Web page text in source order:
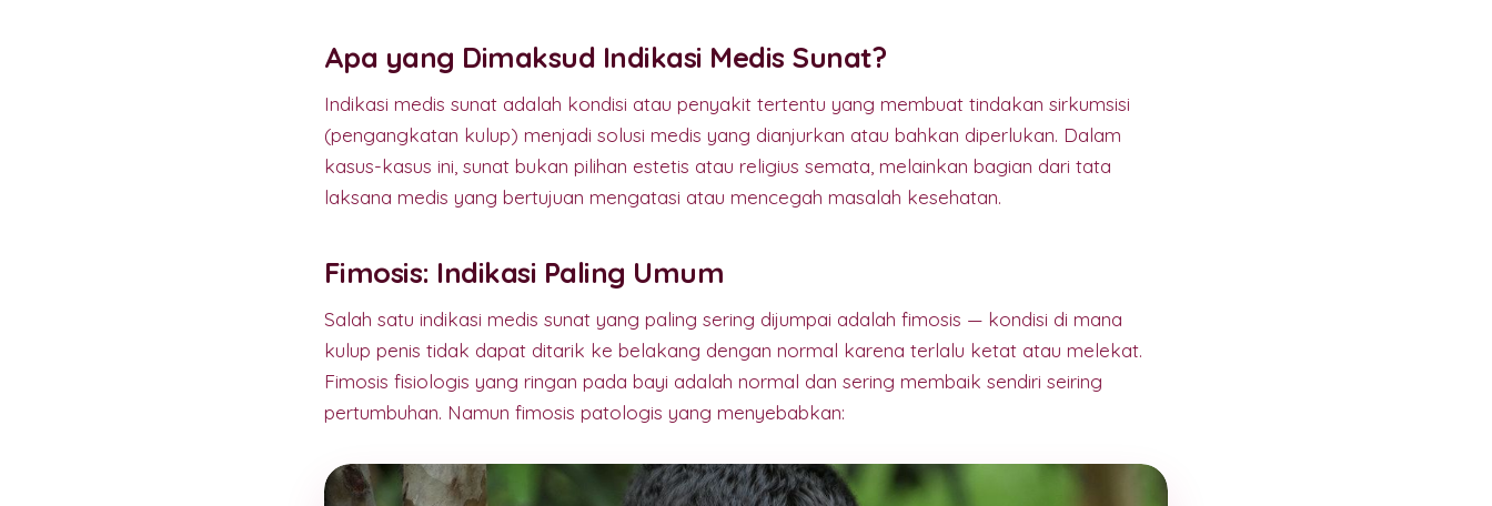
Apa yang Dimaksud Indikasi Medis Sunat?
Indikasi medis sunat adalah kondisi atau penyakit tertentu yang membuat tindakan sirkumsisi
(pengangkatan kulup) menjadi solusi medis yang dianjurkan atau bahkan diperlukan. Dalam
kasus-kasus ini, sunat bukan pilihan estetis atau religius semata, melainkan bagian dari tata
laksana medis yang bertujuan mengatasi atau mencegah masalah kesehatan.
Fimosis: Indikasi Paling Umum
Salah satu indikasi medis sunat yang paling sering dijumpai adalah fimosis — kondisi di mana
kulup penis tidak dapat ditarik ke belakang dengan normal karena terlalu ketat atau melekat.
Fimosis fisiologis yang ringan pada bayi adalah normal dan sering membaik sendiri seiring
pertumbuhan. Namun fimosis patologis yang menyebabkan: